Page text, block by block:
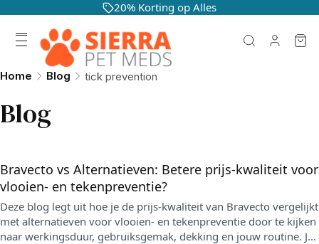
20% Korting op Alles
Home Blog tick prevention
Blog
Bravecto vs Alternatieven: Betere prijs-kwaliteit voor
vlooien- en tekenpreventie?
Deze blog legt uit hoe je de prijs-kwaliteit van Bravecto vergelijkt
met alternatieven voor vlooien- en tekenpreventie door te kijken
naar werkingsduur, gebruiksgemak, dekking en jouw routine. Je